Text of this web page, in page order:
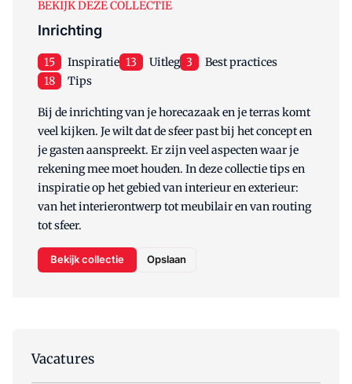
BEKIJK DEZE COLLECTIE
Inrichting
15 Inspiratie 13 Uitleg 3
Best practices
18
Tips
Bij de inrichting van je horecazaak en je terras komt
veel kijken. Je wilt dat de sfeer past bij het concept en
je gasten aanspreekt. Er zijn veel aspecten waar je
rekening mee moet houden. In deze collectie tips en
inspiratie op het gebied van interieur en exterieur:
van het interierontwerp tot meubilair en van routing
tot sfeer.
Bekijk collectie Opslaan
Vacatures